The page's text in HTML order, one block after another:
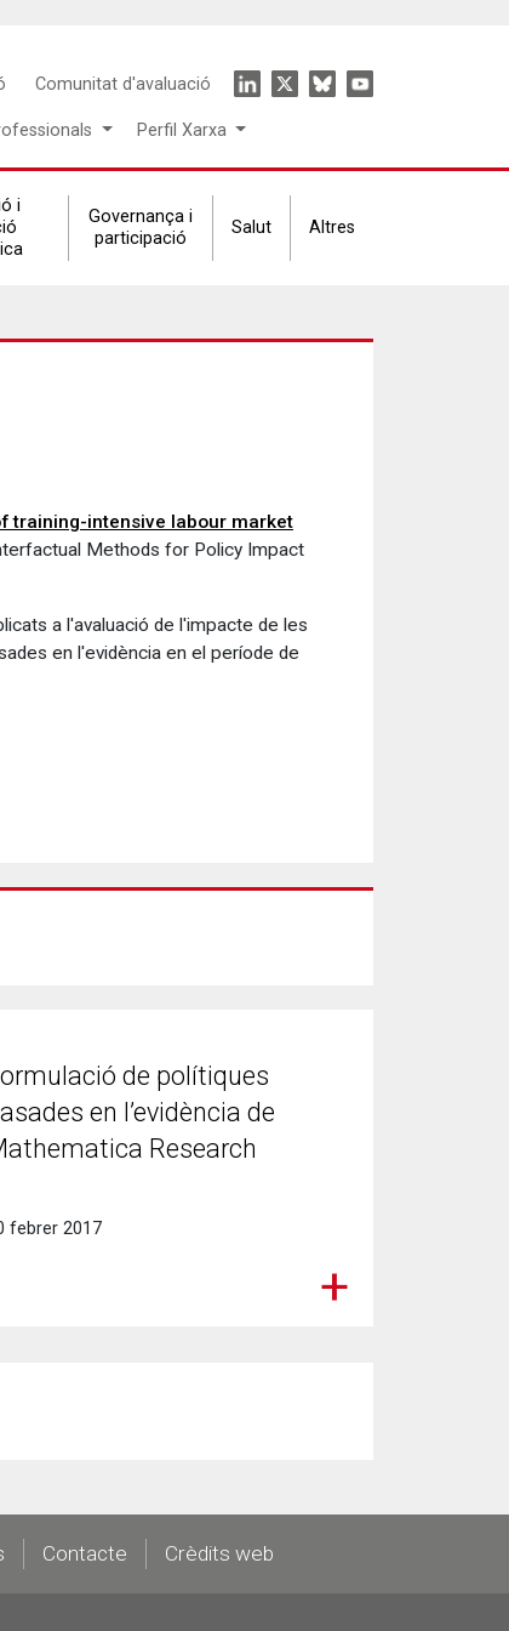
Comunitat d'avaluació
Icon
menu
Perfil Xarxa
i
Governança i
participació
Salut Altres
training-intensive labour market
Methods for Policy Impact
a l'avaluació de l'impacte de les
en l'evidència en el període de
de polítiques
en l’evidència de
Research
febrer 2017
Contacte Crèdits web